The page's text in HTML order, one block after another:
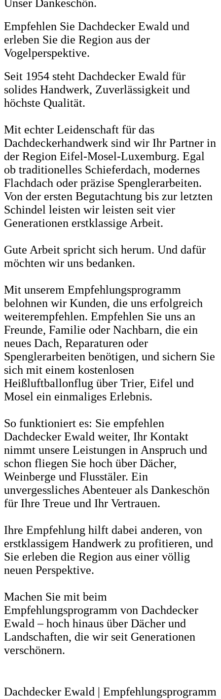
Unser Dankeschön.
Empfehlen Sie Dachdecker Ewald und
erleben Sie die Region aus der
Vogelperspektive.
Seit 1954 steht Dachdecker Ewald für
solides Handwerk, Zuverlässigkeit und
höchste Qualität.
Mit echter Leidenschaft für das
Dachdeckerhandwerk sind wir Ihr Partner in
der Region Eifel-Mosel-Luxemburg. Egal
ob traditionelles Schieferdach, modernes
Flachdach oder präzise Spenglerarbeiten.
Von der ersten Begutachtung bis zur letzten
Schindel leisten wir leisten seit vier
Generationen erstklassige Arbeit.
Gute Arbeit spricht sich herum. Und dafür
möchten wir uns bedanken.
Mit unserem Empfehlungsprogramm
belohnen wir Kunden, die uns erfolgreich
weiterempfehlen. Empfehlen Sie uns an
Freunde, Familie oder Nachbarn, die ein
neues Dach, Reparaturen oder
Spenglerarbeiten benötigen, und sichern Sie
sich mit einem kostenlosen
Heißluftballonflug über Trier, Eifel und
Mosel ein einmaliges Erlebnis.
So funktioniert es: Sie empfehlen
Dachdecker Ewald weiter, Ihr Kontakt
nimmt unsere Leistungen in Anspruch und
schon fliegen Sie hoch über Dächer,
Weinberge und Flusstäler. Ein
unvergessliches Abenteuer als Dankeschön
für Ihre Treue und Ihr Vertrauen.
Ihre Empfehlung hilft dabei anderen, von
erstklassigem Handwerk zu profitieren, und
Sie erleben die Region aus einer völlig
neuen Perspektive.
Machen Sie mit beim
Empfehlungsprogramm von Dachdecker
Ewald – hoch hinaus über Dächer und
Landschaften, die wir seit Generationen
verschönern.
Dachdecker Ewald | Empfehlungsprogramm